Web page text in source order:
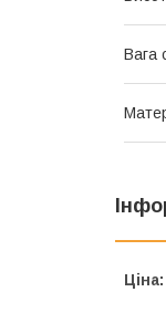
Вага
Ціна: